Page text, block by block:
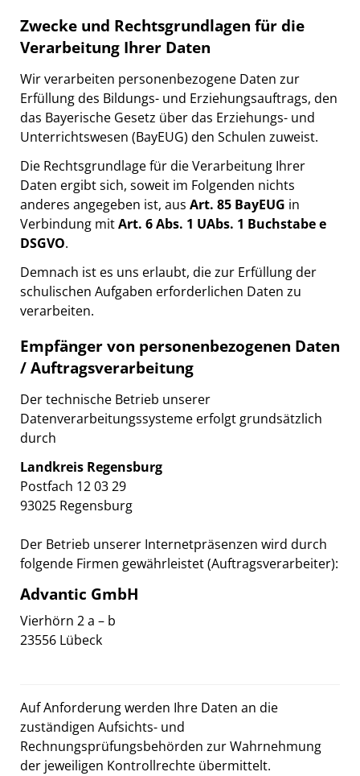
Zwecke und Rechtsgrundlagen für die
Verarbeitung Ihrer Daten
Wir verarbeiten personenbezogene Daten zur
Erfüllung des Bildungs- und Erziehungsauftrags, den
das Bayerische Gesetz über das Erziehungs- und
Unterrichtswesen (BayEUG) den Schulen zuweist.
Die Rechtsgrundlage für die Verarbeitung Ihrer
Daten ergibt sich, soweit im Folgenden nichts
anderes angegeben ist, aus Art. 85 BayEUG in
Verbindung mitArt. 6 Abs. 1 UAbs. 1 Buchstabe e
DSGVO.
Demnach ist es uns erlaubt, die zur Erfüllung der
schulischen Aufgaben erforderlichen Daten zu
verarbeiten.
Empfänger von personenbezogenen Daten
/ Auftragsverarbeitung
Der technische Betrieb unserer
Datenverarbeitungssysteme erfolgt grundsätzlich
durch
Landkreis Regensburg
Postfach 12 03 29
93025 Regensburg
Der Betrieb unserer Internetpräsenzen wird durch
folgende Firmen gewährleistet (Auftragsverarbeiter):
Advantic GmbH
Vierhörn 2 a – b
23556 Lübeck
Auf Anforderung werden Ihre Daten an die
zuständigen Aufsichts- und
Rechnungsprüfungsbehörden zur Wahrnehmung
der jeweiligen Kontrollrechte übermittelt.